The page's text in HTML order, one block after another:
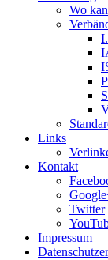
Wo
Links
Kontakt
Twitter
Impressum